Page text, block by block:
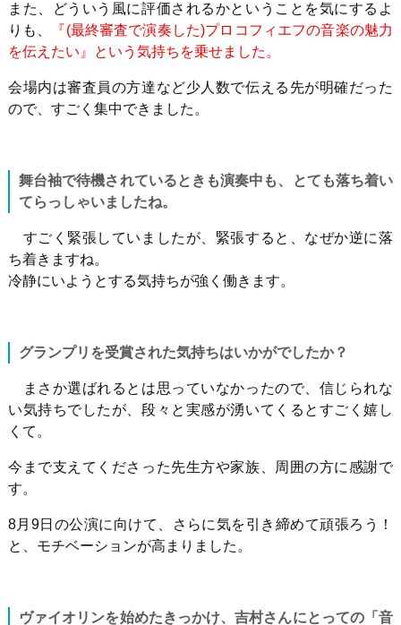
また、どういう風に評価されるかということを気にするよ
りも、
『(最終審査で演奏した)プロコフィエフの音楽の魅力
を伝えたい』という気持ちを乗せました。
会場内は審査員の方達など少人数で伝える先が明確だった
ので、すごく集中できました。
舞台袖で待機されているときも演奏中も、とても落ち着い
てらっしゃいましたね。
すごく緊張していましたが、緊張すると、なぜか逆に落
ち着きますね。
冷静にいようとする気持ちが強く働きます。
グランプリを受賞された気持ちはいかがでしたか？
まさか選ばれるとは思っていなかったので、信じられな
い気持ちでしたが、段々と実感が湧いてくるとすごく嬉し
くて。
今まで支えてくださった先生方や家族、周囲の方に感謝で
す。
8月 9日の公演に向けて、さらに気を引き締めて頑張ろう！
と、モチベーションが高まりました。
ヴァイオリンを始めたきっかけ、吉村さんにとっての「音